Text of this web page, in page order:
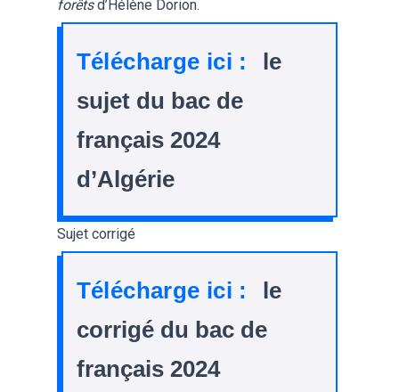
forêtsd’Hélène Dorion.
Télécharge ici :
le
sujet du bac de
français 2024
d’Algérie
Sujet corrigé
Télécharge ici :
le
corrigé du bac de
français 2024